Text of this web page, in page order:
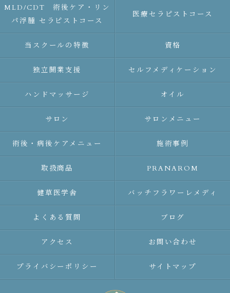
MLD/CDT 術後ケア・リン
パ浮腫 セラピストコース
医療セラピストコース
当スクールの特徴 資格
独立開業支援 セルフメディケーション
ハンドマッサージ オイル
サロン サロンメニュー
術後・病後ケアメニュー 施術事例
取扱商品 PRANAROM
健草医学舎 バッチフラワーレメディ
よくある質問 ブログ
アクセス お問い合わせ
プライバシーポリシー サイトマップ